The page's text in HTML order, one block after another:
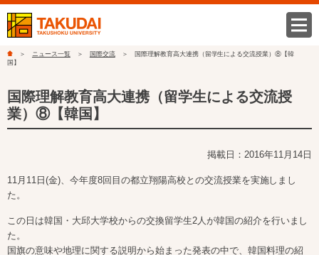
ニュース一覧 国際交流
国際理解教育高大連携（留学生による交流授業）⑧【韓
国】
国際理解教育高大連携（留学生による交流授
業）⑧【韓国】
掲載日：2016年11月14日
11月11日(金)、今年度8回目の都立翔陽高校との交流授業を実施しまし
た。
この日は韓国・大邱大学校からの交換留学生2人が韓国の紹介を行いまし
た。
国旗の意味や地理に関する説明から始まった発表の中で、韓国料理の紹